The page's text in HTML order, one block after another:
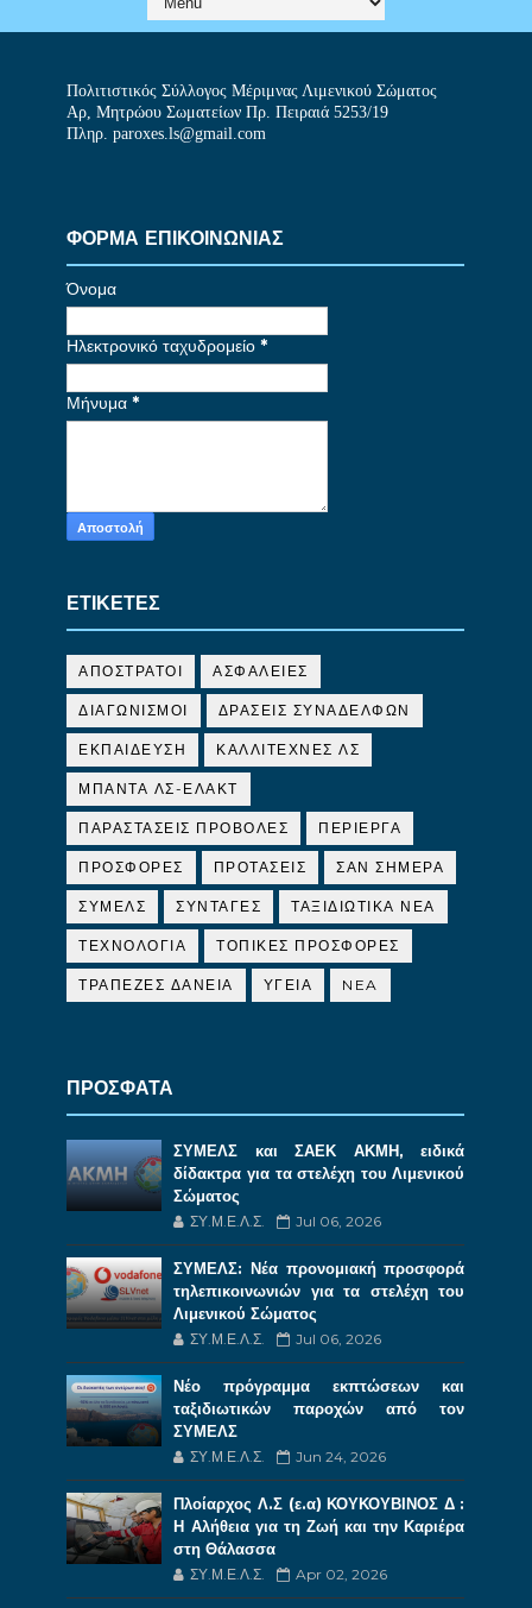
Πολιτιστικός Σύλλογος Μέριμνας Λιμενικού Σώματος
Αρ, Μητρώου Σωματείων Πρ. Πειραιά 5253/19
Πληρ. paroxes.ls@gmail.com
ΦΟΡΜΑ ΕΠΙΚΟΙΝΩΝΙΑΣ
Όνομα
Ηλεκτρονικό ταχυδρομείο *
Μήνυμα *
ΕΤΙΚΕΤΕΣ
ΑΠΟΣΤΡΑΤΟΙ ΑΣΦΑΛΕΙΕΣ
ΔΙΑΓΩΝΙΣΜΟΙ ΔΡΑΣΕΙΣ ΣΥΝΑΔΕΛΦΩΝ
ΕΚΠΑΙΔΕΥΣΗ ΚΑΛΛΙΤΕΧΝΕΣ ΛΣ
ΜΠΑΝΤΑ ΛΣ-ΕΛΑΚΤ
ΠΑΡΑΣΤΑΣΕΙΣ ΠΡΟΒΟΛΕΣ ΠΕΡΙΕΡΓΑ
ΠΡΟΣΦΟΡΕΣ ΠΡΟΤΑΣΕΙΣ ΣΑΝ ΣΗΜΕΡΑ
ΣΥΜΕΛΣ ΣΥΝΤΑΓΕΣ ΤΑΞΙΔΙΩΤΙΚΑ ΝΕΑ
ΤΕΧΝΟΛΟΓΙΑ ΤΟΠΙΚΕΣ ΠΡΟΣΦΟΡΕΣ
ΤΡΑΠΕΖΕΣ ΔΑΝΕΙΑ ΥΓΕΙΑ NEA
ΠΡΟΣΦΑΤΑ
ΣΥΜΕΛΣ και ΣΑΕΚ ΑΚΜΗ, ειδικά
δίδακτρα για τα στελέχη του Λιμενικού
Σώματος
ΣΥ.Μ.Ε.Λ.Σ. Jul 06, 2026
ΣΥΜΕΛΣ: Νέα προνομιακή προσφορά
τηλεπικοινωνιών για τα στελέχη του
Λιμενικού Σώματος
ΣΥ.Μ.Ε.Λ.Σ. Jul 06, 2026
Νέο πρόγραμμα εκπτώσεων και
ταξιδιωτικών παροχών από τον
ΣΥΜΕΛΣ
ΣΥ.Μ.Ε.Λ.Σ. Jun 24, 2026
Πλοίαρχος Λ.Σ (ε.α) ΚΟΥΚΟΥΒΙΝΟΣ Δ :
Η Αλήθεια για τη Ζωή και την Καριέρα
στη Θάλασσα
ΣΥ.Μ.Ε.Λ.Σ. Apr 02, 2026